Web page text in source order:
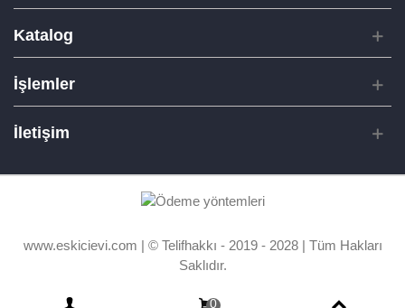
Katalog
İşlemler
İletişim
www.eskicievi.com | © Telifhakkı - 2019 - 2028 | Tüm Hakları
Saklıdır.
0